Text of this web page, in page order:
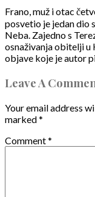
Frano, muž i otac
posvetio je jedan dio
Neba. Zajedno s
osnaživanja obitelji u
objave koje je autor
Leave A
Your email address
marked*
Comment*